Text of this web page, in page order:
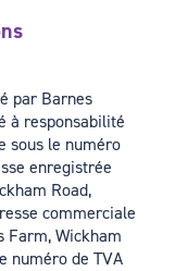
par Barnes
à responsabilité
sous le numéro
enregistrée
Road,
commerciale
Farm, Wickham
numéro de TVA